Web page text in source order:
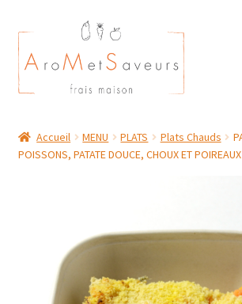
Aller
à
la
navigation
Aller
au
contenu
Plat du Jour/ Menu Week end
MON COMPTE
Accueil MENU PLATS Plats Chauds
POISSONS, PATATE DOUCE, CHOUX ET POIREAUX